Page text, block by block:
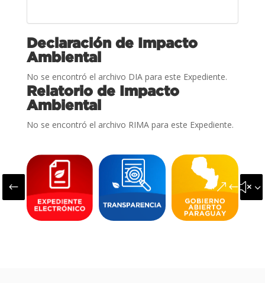
Declaración de Impacto
Ambiental
No se encontró el archivo DIA para este Expediente.
Relatorio de Impacto
Ambiental
No se encontró el archivo RIMA para este Expediente.
#